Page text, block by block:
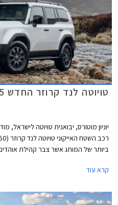
טויוטה לנד קרוזר החדש 2025 מושק בישראל
יוניון מוטורס, יבואנית טויוטה
ביותר של המותג אשר צבר קהילת
קרא עוד